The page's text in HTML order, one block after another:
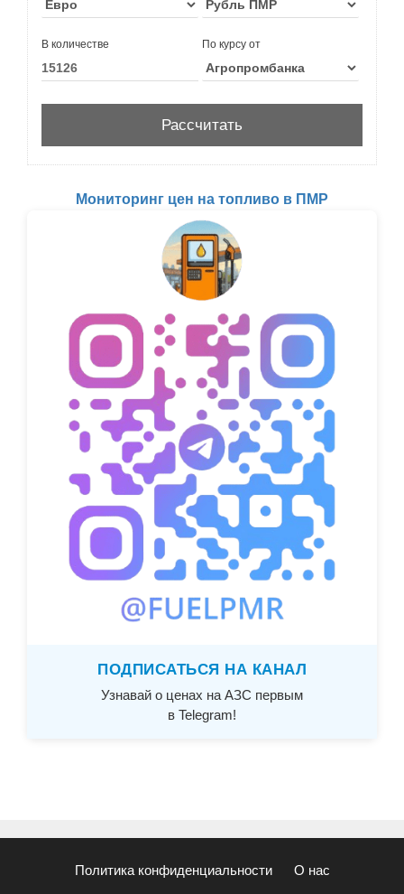
В количестве По курсу от
Мониторинг цен на топливо в ПМР
ПОДПИСАТЬСЯ НА КАНАЛ
Узнавай о ценах на АЗС первым
в Telegram!
Политика конфиденциальности О нас